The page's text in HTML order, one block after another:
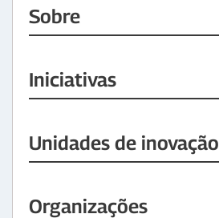
Sobre
Iniciativas
Unidades de inovação
Organizações